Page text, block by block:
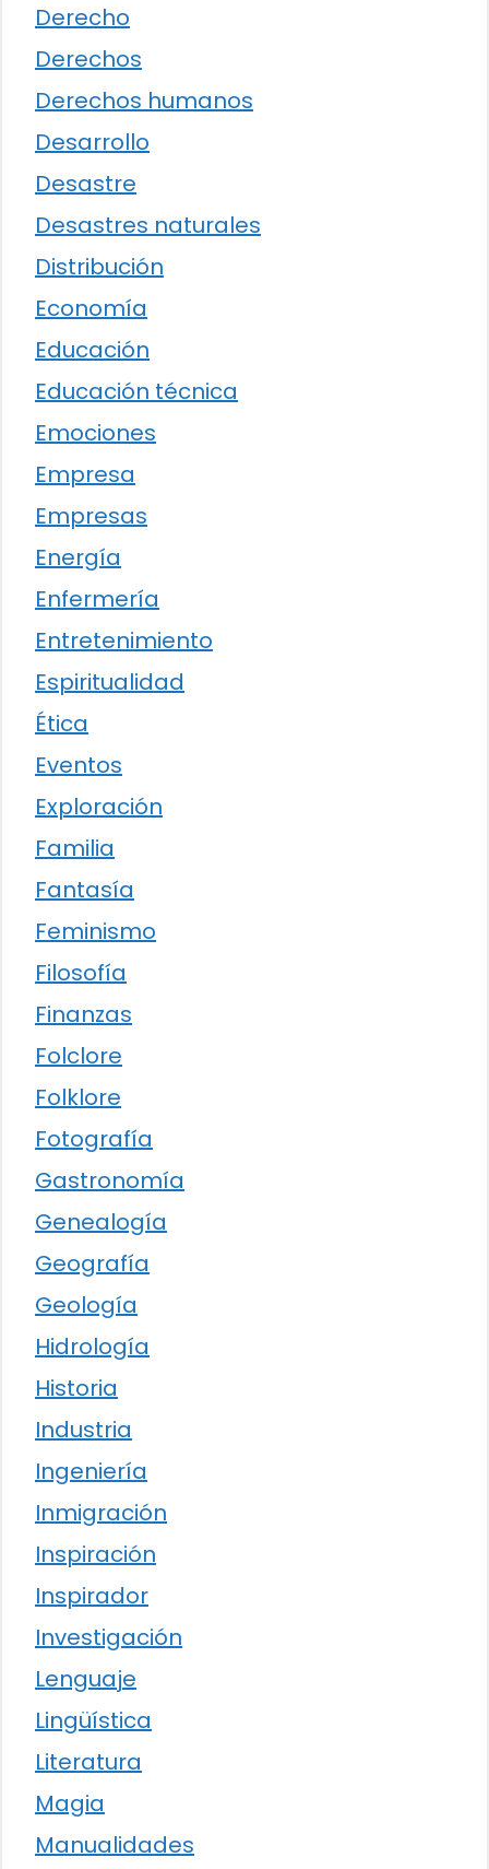
Derecho
Derechos
Derechos humanos
Desarrollo
Desastre
Desastres naturales
Distribución
Economía
Educación
Educación técnica
Emociones
Empresa
Empresas
Energía
Enfermería
Entretenimiento
Espiritualidad
Ética
Eventos
Exploración
Familia
Fantasía
Feminismo
Filosofía
Finanzas
Folclore
Folklore
Fotografía
Gastronomía
Genealogía
Geografía
Geología
Hidrología
Historia
Industria
Ingeniería
Inmigración
Inspiración
Inspirador
Investigación
Lenguaje
Lingüística
Literatura
Magia
Manualidades